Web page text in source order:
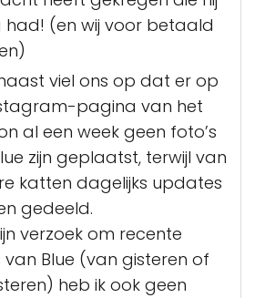
had! (en wij voor betaald
viel ons op dat er op
pagina van het
al een week geen foto’s
zijn geplaatst, terwijl van
katten dagelijks updates
gedeeld.
verzoek om recente
van Blue (van gisteren of
heb ik ook geen